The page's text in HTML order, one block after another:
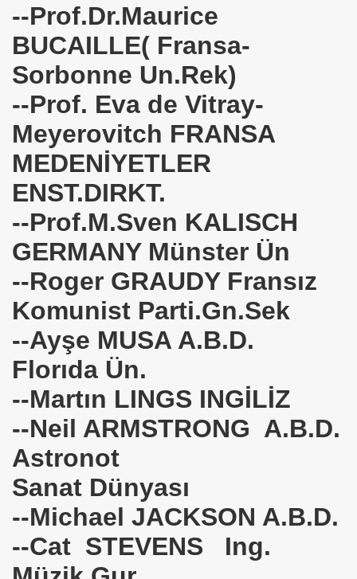
--Prof.Dr.Maurice
BUCAILLE( Fransa-
Sorbonne Un.Rek)
--Prof. Eva de Vitray-
Meyerovitch FRANSA
MEDENİYETLER
ENST.DIRKT.
--Prof.M.Sven KALISCH
GERMANY Münster Ün
--Roger GRAUDY Fransız
Komunist Parti.Gn.Sek
--Ayşe MUSA A.B.D.
Florıda Ün.
--Martın LINGS INGİLİZ
--Neil ARMSTRONG A.B.D.
Astronot
Sanat Dünyası
--Michael JACKSON A.B.D.
--Cat STEVENS Ing.
-TIP BULUŞLARI
GÜRSES
TIBBI =Türk+Rus+Çin Tıbbı
DURUKAN